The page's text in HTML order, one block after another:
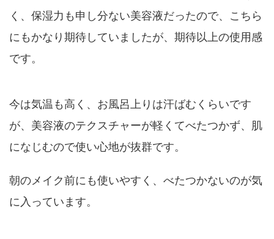
く、保湿力も申し分ない美容液だったので、こちら
にもかなり期待していましたが、期待以上の使用感
です。
今は気温も高く、お風呂上りは汗ばむくらいです
が、美容液のテクスチャーが軽くてべたつかず、肌
になじむので使い心地が抜群です。
朝のメイク前にも使いやすく、べたつかないのが気
に入っています。